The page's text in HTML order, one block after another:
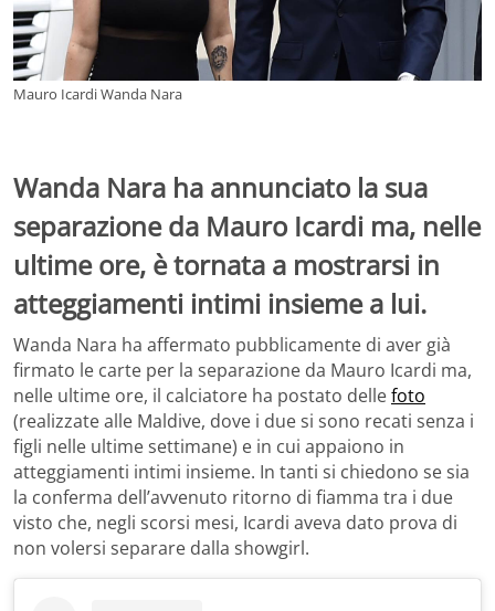
Mauro Icardi Wanda Nara
Wanda Nara ha annunciato la sua
separazione da Mauro Icardi ma, nelle
ultime ore, è tornata a mostrarsi in
atteggiamenti intimi insieme a lui.
Wanda Nara ha affermato pubblicamente di aver già
firmato le carte per la separazione da Mauro Icardi ma,
nelle ultime ore, il calciatore ha postato dellefoto
(realizzate alle Maldive, dove i due si sono recati senza i
figli nelle ultime settimane) e in cui appaiono in
atteggiamenti intimi insieme. In tanti si chiedono se sia
la conferma dell’avvenuto ritorno di fiamma tra i due
visto che, negli scorsi mesi, Icardi aveva dato prova di
non volersi separare dalla showgirl.